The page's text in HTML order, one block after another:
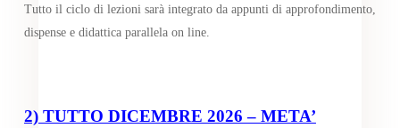
Tutto il ciclo di lezioni sarà integrato da appunti di approfondimento,
dispense e didattica parallela on line.
2)TUTTO DICEMBRE 2026 – META’